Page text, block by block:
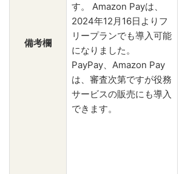
備考欄
す。 Amazon Payは、
2024年12月16日よりフ
リープランでも導入可能
になりました。
PayPay、Amazon Pay
は、審査次第ですが役務
サービスの販売にも導入
できます。